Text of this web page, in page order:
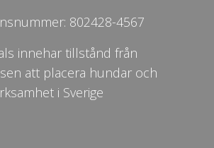
802428-4567
innehar tillstånd från
att placera hundar och
i Sverige